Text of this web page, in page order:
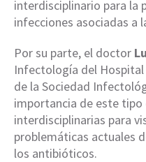
interdisciplinario para la
infecciones asociadas a
Por su parte, el doctor
Infectología del
de la Sociedad
importancia de este tipo
interdisciplinarias para
problemáticas actuales
los antibióticos.